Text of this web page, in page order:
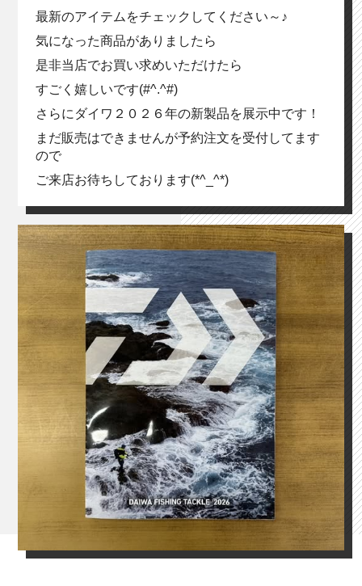
最新のアイテムをチェックしてください～♪
気になった商品がありましたら
是非当店でお買い求めいただけたら
すごく嬉しいです(#^.^#)
さらにダイワ２０２６年の新製品を展示中です！
まだ販売はできませんが予約注文を受付してます
ので
ご来店お待ちしております(*^_^*)